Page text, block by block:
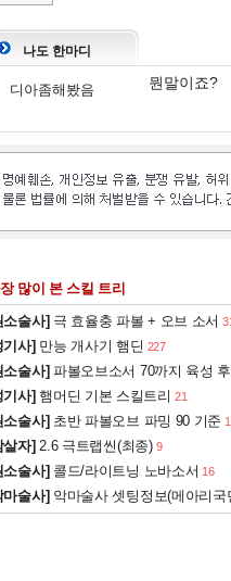
나도 한마디
디아좀해봤음 뭔말이죠?
많이 본 스킬 트리
소술사] 극 효율충 파볼 + 오브 소서
기사] 만능 개사기 햄딘 227
소술사] 파볼오브소서 70까지 육성
기사] 햄머딘 기본 스킬트리 21
소술사] 초반 파볼오브 파밍 90 기준
살자] 2.6 극트랩씬(최종) 9
소술사] 콜드/라이트닝 노바소서 16
마술사] 악마술사 셋팅정보(메아리국